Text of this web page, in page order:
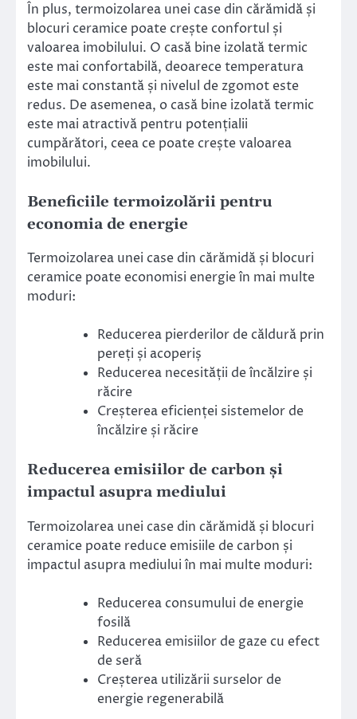
În plus, termoizolarea unei case din cărămidă și
blocuri ceramice poate crește confortul și
valoarea imobilului. O casă bine izolată termic
este mai confortabilă, deoarece temperatura
este mai constantă și nivelul de zgomot este
redus. De asemenea, o casă bine izolată termic
este mai atractivă pentru potențialii
cumpărători, ceea ce poate crește valoarea
imobilului.
Beneficiile termoizolării pentru
economia de energie
Termoizolarea unei case din cărămidă și blocuri
ceramice poate economisi energie în mai multe
moduri:
Reducerea pierderilor de căldură prin
pereți și acoperiș
Reducerea necesității de încălzire și
răcire
Creșterea eficienței sistemelor de
încălzire și răcire
Reducerea emisiilor de carbon și
impactul asupra mediului
Termoizolarea unei case din cărămidă și blocuri
ceramice poate reduce emisiile de carbon și
impactul asupra mediului în mai multe moduri:
Reducerea consumului de energie
fosilă
Reducerea emisiilor de gaze cu efect
de seră
Creșterea utilizării surselor de
energie regenerabilă